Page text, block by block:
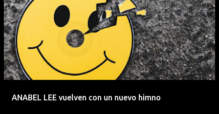
ANABEL LEE vuelven con un nuevo himno